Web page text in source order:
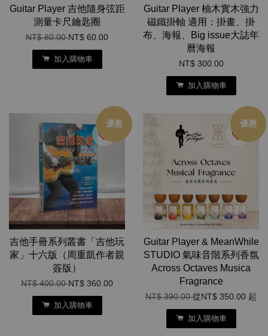
Guitar Player 吉他隨身弦距
測量卡尺鑰匙圈
NT$ 80.00NT$ 60.00
加入購物車
Guitar Player 柚木實木強力
磁鐵掛軸 適用：掛畫、掛
布、海報、Big issue大誌年
曆海報
NT$ 300.00
加入購物車
優惠
吉他手冊系列叢書「吉他玩
家」十六版（周重凱作者親
簽版）
NT$ 400.00NT$ 360.00
加入購物車
優惠
Guitar Player & MeanWhile
STUDIO 氣味音階系列香氛
Across Octaves Musica
Fragrance
NT$ 390.00從NT$ 350.00 起
加入購物車